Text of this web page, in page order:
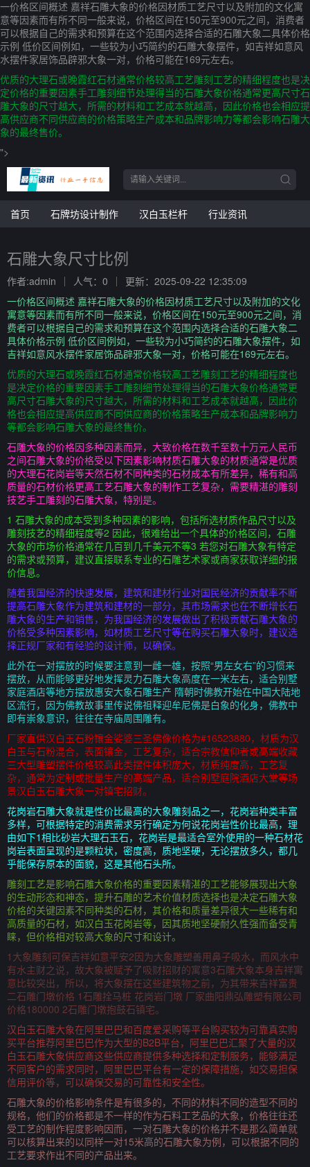
一价格区间概述 嘉祥石雕大象的价格因材质工艺尺寸以及附加的文化寓
意等因素而有所不同一般来说，价格区间在150元至900元之间，消费者
可以根据自己的需求和预算在这个范围内选择合适的石雕大象二具体价格
示例 低价区间例如，一些较为小巧简约的石雕大象摆件，如吉祥如意风
水摆件家居饰品辟邪大象一对，价格可能在169元左右。
优质的大理石或晚霞红石材通常价格较高工艺雕刻工艺的精细程度也是决
定价格的重要因素手工雕刻细节处理得当的石雕大象价格通常更高尺寸石
雕大象的尺寸越大，所需的材料和工艺成本就越高，因此价格也会相应提
高供应商不同供应商的价格策略生产成本和品牌影响力等都会影响石雕大
象的最终售价。
">
首页 石牌坊设计制作 汉白玉栏杆 行业资讯
石雕大象尺寸比例
作者:admin 人气：0
更新：2025-09-22 12:35:09
一价格区间概述 嘉祥石雕大象的价格因材质工艺尺寸以及附加的文化
寓意等因素而有所不同一般来说，价格区间在150元至900元之间，消
费者可以根据自己的需求和预算在这个范围内选择合适的石雕大象二
具体价格示例 低价区间例如，一些较为小巧简约的石雕大象摆件，如
吉祥如意风水摆件家居饰品辟邪大象一对，价格可能在169元左右。
优质的大理石或晚霞红石材通常价格较高工艺雕刻工艺的精细程度也
是决定价格的重要因素手工雕刻细节处理得当的石雕大象价格通常更
高尺寸石雕大象的尺寸越大，所需的材料和工艺成本就越高，因此价
格也会相应提高供应商不同供应商的价格策略生产成本和品牌影响力
等都会影响石雕大象的最终售价。
石雕大象的价格因多种因素而异，大致价格在数千至数十万元人民币
之间石雕大象的价格受以下因素影响材质石雕大象的材质通常是优质
的大理石花岗岩等天然石材不同种类的石材成本有所差异，稀有和高
质量的石材价格更高工艺石雕大象的制作工艺复杂，需要精湛的雕刻
技艺手工雕刻的石雕大象，特别是。
1 石雕大象的成本受到多种因素的影响，包括所选材质作品尺寸以及
雕刻技艺的精细程度等2 因此，很难给出一个具体的价格区间，石雕
大象的市场价格通常在几百到几千美元不等3 若您对石雕大象有特定
的需求或预算，建议直接联系专业的石雕艺术家或商家获取详细的报
价信息。
随着我国经济的快速发展，建筑和建材行业对国民经济的贡献率不断
提高石雕大象作为建筑和建材的一部分，其市场需求也在不断增长石
雕大象的生产和销售，为我国经济的发展做出了积极贡献石雕大象的
价格受多种因素影响，如材质工艺尺寸等在购买石雕大象时，建议选
择正规厂家和有经验的设计师，以确保。
此外在一对摆放的时候要注意到一雌一雄，按照“男左女右”的习惯来
摆放，从而能够更好地发挥灵力石雕大象高度在一米左右，适合别墅
家庭酒店等地方摆放惠安大象石雕生产 隋朝时佛教开始在中国大陆地
区流行，因为佛教故事里传说佛祖释迎牟尼佛是白象的化身，佛教中
即有崇象意识，往往在寺庙周围雕有。
厂家直供汉白玉石粉镶金娑婆三圣佛像价格为#16523880，材质为汉
白玉与石粉混合，表面镶金，工艺复杂，适合宗教信仰者或高端收藏
三大型雕塑摆件价格较高此类摆件体积庞大，材质纯度高，工艺复
杂，通常为定制或批量生产的高端产品，适合别墅庭院酒店大堂等场
景汉白玉石雕大象一对镇宅招财。
花岗岩石雕大象就是性价比最高的大象雕刻品之一，花岗岩种类丰富
多样，可根据特定的消费需求另行确定为何说花岗岩性价比最高，理
由如下1相比砂岩大理石玉石，花岗岩是最适合室外使用的一种石材花
岗岩表面呈现的是颗粒状，密度高，质地坚硬，无论摆放多久，都几
乎能保存原本的面貌，这是其他石头所。
雕刻工艺是影响石雕大象价格的重要因素精湛的工艺能够展现出大象
的生动形态和神态，提升石雕的艺术价值材质选择也是决定石雕大象
价格的关键因素不同种类的石材，其价格和质量差异很大一些稀有和
高质量的石材，如汉白玉花岗岩等，因其质地坚硬耐久性强而备受青
睐，但价格相对较高大象的尺寸和设计。
1大象雕刻可保吉祥如意平安2因为大象雕塑善用鼻子吸水，而风水中
有水主财之说，故大象被赋予了吸财招财的寓意3石雕大象本身吉祥寓
意比较突出，所以，将大象摆在这些建筑物之前，为其带来吉祥富贵
二石雕门墩价格 1石雕拴马桩 花岗岩门墩 厂家曲阳鼎弘雕塑有限公司
价格180000 2石雕门墩抱鼓石镇宅。
汉白玉石雕大象在阿里巴巴和百度爱采购等平台购买较为可靠真实购
买平台推荐阿里巴巴作为大型的B2B平台，阿里巴巴汇聚了大量的汉
白玉石雕大象供应商这些供应商提供多种选择和定制服务，能够满足
不同客户的需求同时，阿里巴巴平台有一定的保障措施，如交易担保
信用评价等，可以确保交易的可靠性和安全性。
石雕大象的价格影响条件是有很多的，不同的材料不同的造型不同的
规格，他们的价格都是不一样的作为石料工艺品的大象，价格往往还
受工艺的制作程度影响因而，一对石雕大象的价格并不是那么简单就
可以核算出来的以同样一对15米高的石雕大象为例，可以根据不同的
工艺要求作出不同的产品出来。